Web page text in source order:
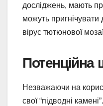
досліджень, мають
можуть пригнічувати
вірус тютюнової
Потенційна
Незважаючи на
свої “підводні